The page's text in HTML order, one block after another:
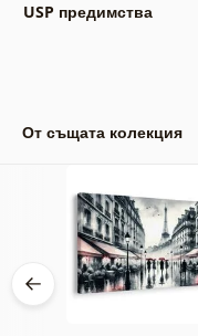
USP предимства
От същата колекция